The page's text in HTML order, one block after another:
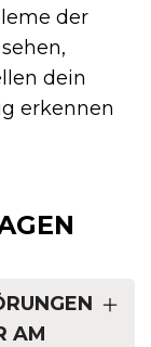
der
dein
erkennen
AM